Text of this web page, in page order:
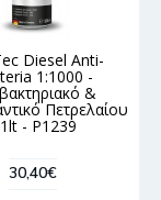
Diesel Anti-
1:1000 -
&
Πετρελαίου
- P1239
30,40€